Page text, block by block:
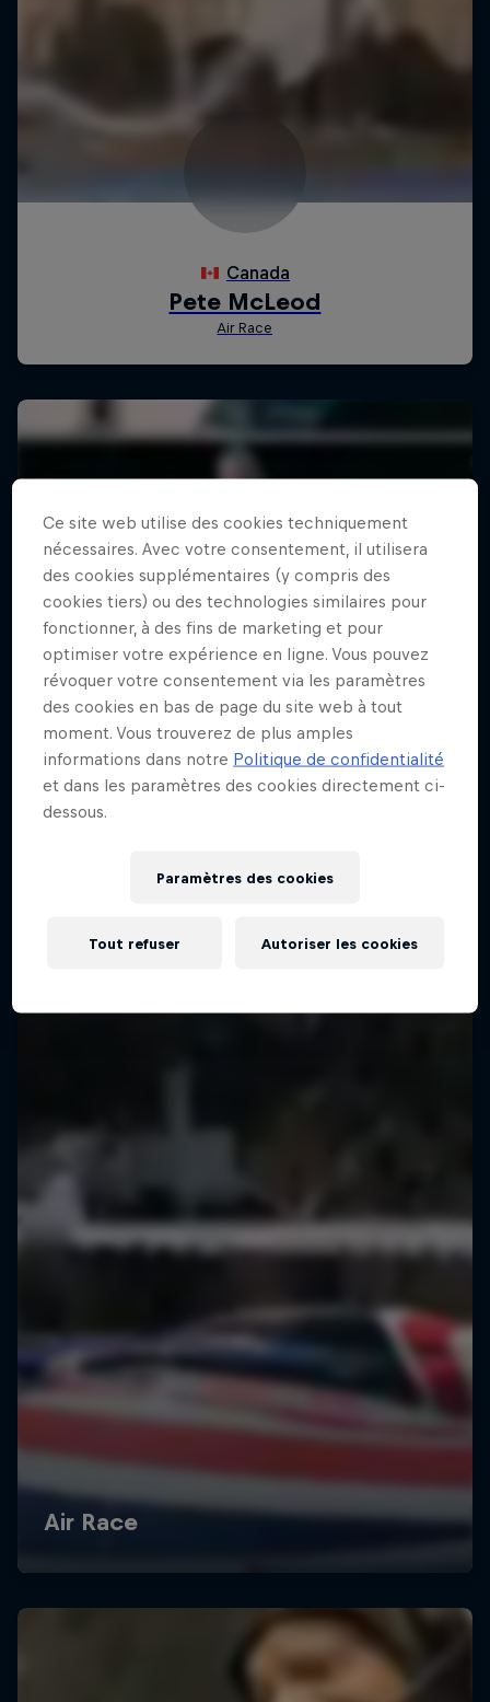
Ce site web utilise des cookies techniquement
nécessaires. Avec votre consentement, il utilisera
des cookies supplémentaires (y compris des
cookies tiers) ou des technologies similaires pour
fonctionner, à des fins de marketing et pour
optimiser votre expérience en ligne. Vous pouvez
révoquer votre consentement via les paramètres
des cookies en bas de page du site web à tout
moment. Vous trouverez de plus amples
informations dans notre Politique de confidentialité
et dans les paramètres des cookies directement ci-
dessous.
Paramètres des cookies
Tout refuser Autoriser les cookies